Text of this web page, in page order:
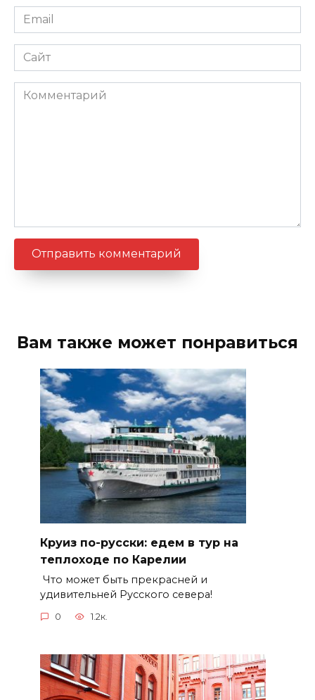
Email
*
Сайт
Комментарий
Вам также может понравиться
Круиз по-русски: едем в тур на
теплоходе по Карелии
Что может быть прекрасней и
удивительней Русского севера!
0 1.2к.